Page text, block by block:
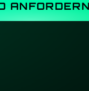
beim Skalieren –
der
ANFORDERN